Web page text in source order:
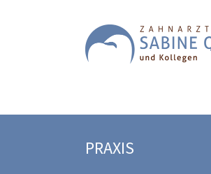
PRAXIS